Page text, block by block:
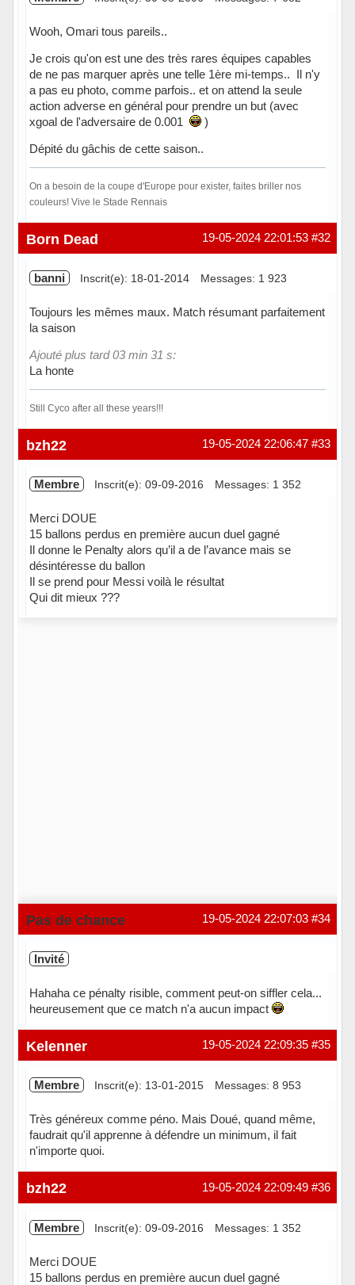
Wooh, Omari tous pareils..
Je crois qu'on est une des très rares équipes capables
de ne pas marquer après une telle 1ère mi-temps.. Il n'y
a pas eu photo, comme parfois.. et on attend la seule
action adverse en général pour prendre un but (avec
xgoal de l'adversaire de 0.001
)
Dépité du gâchis de cette saison..
On a besoin de la coupe d'Europe pour exister, faites briller nos
couleurs! Vive le Stade Rennais
Hors ligne #32
19-05-2024 22:01:53
Born Dead
banni Inscrit(e): 18-01-2014 Messages: 1 923
Toujours les mêmes maux. Match résumant parfaitement
la saison
Ajouté plus tard 03 min 31 s:
La honte
Still Cyco after all these years!!!
Hors ligne #33
19-05-2024 22:06:47
bzh22
Membre Inscrit(e): 09-09-2016 Messages: 1 352
Merci DOUE
15 ballons perdus en première aucun duel gagné
Il donne le Penalty alors qu’il a de l’avance mais se
désintéresse du ballon
Il se prend pour Messi voilà le résultat
Qui dit mieux ???
#34
19-05-2024 22:07:03
Pas de chance
Invité
Hahaha ce pénalty risible, comment peut-on siffler cela...
heureusement que ce match n'a aucun impact
#35
19-05-2024 22:09:35
Kelenner
Membre Inscrit(e): 13-01-2015 Messages: 8 953
Très généreux comme péno. Mais Doué, quand même,
faudrait qu'il apprenne à défendre un minimum, il fait
n'importe quoi.
Hors ligne #36
19-05-2024 22:09:49
bzh22
Membre Inscrit(e): 09-09-2016 Messages: 1 352
Merci DOUE
15 ballons perdus en première aucun duel gagné